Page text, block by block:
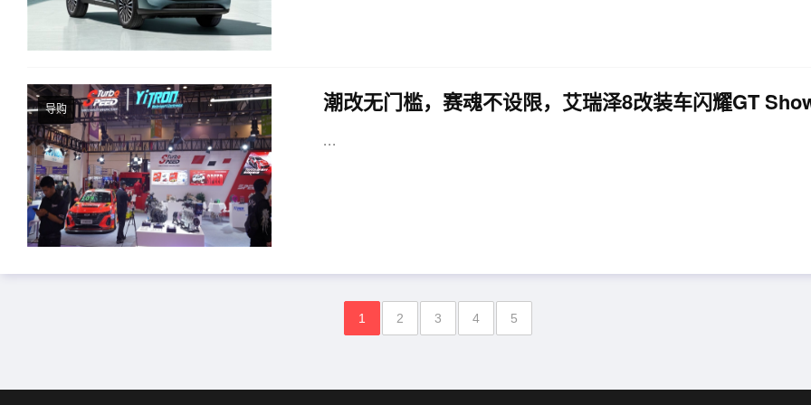
导购 潮改无门槛，赛魂不设限，艾瑞泽8改装车闪耀GT
...
1 2 3 4 5